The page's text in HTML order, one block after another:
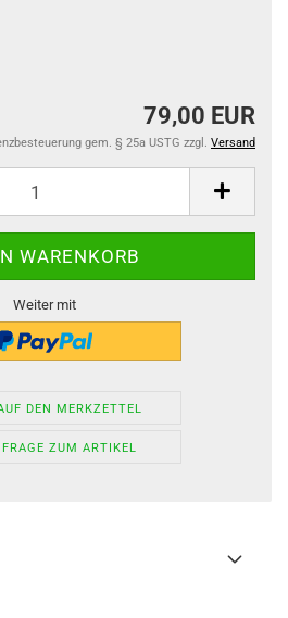
79,00 EUR
gem. § 25a USTG zzgl. Versand
Weiter mit
DEN MERKZETTEL
FRAGE ZUM ARTIKEL